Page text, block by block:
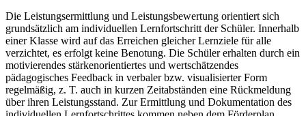
Die Leistungsermittlung und Leistungsbewertung orientiert sich
grundsätzlich am individuellen Lernfortschritt der Schüler. Innerhalb
einer Klasse wird auf das Erreichen gleicher Lernziele für alle
verzichtet, es erfolgt keine Benotung. Die Schüler erhalten durch ein
motivierendes stärkenorientiertes und wertschätzendes
pädagogisches Feedback in verbaler bzw. visualisierter Form
regelmäßig, z. T. auch in kurzen Zeitabständen eine Rückmeldung
über ihren Leistungsstand. Zur Ermittlung und Dokumentation des